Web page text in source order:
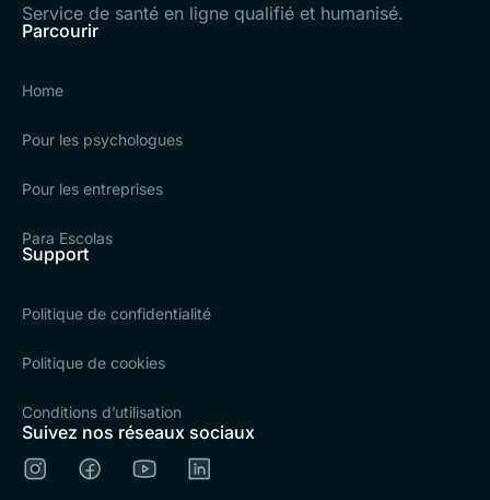
Service de santé en ligne qualifié et humanisé.
Parcourir
Home
Pour les psychologues
Pour les entreprises
Para Escolas
Support
Politique de confidentialité
Politique de cookies
Conditions d’utilisation
Suivez nos réseaux sociaux